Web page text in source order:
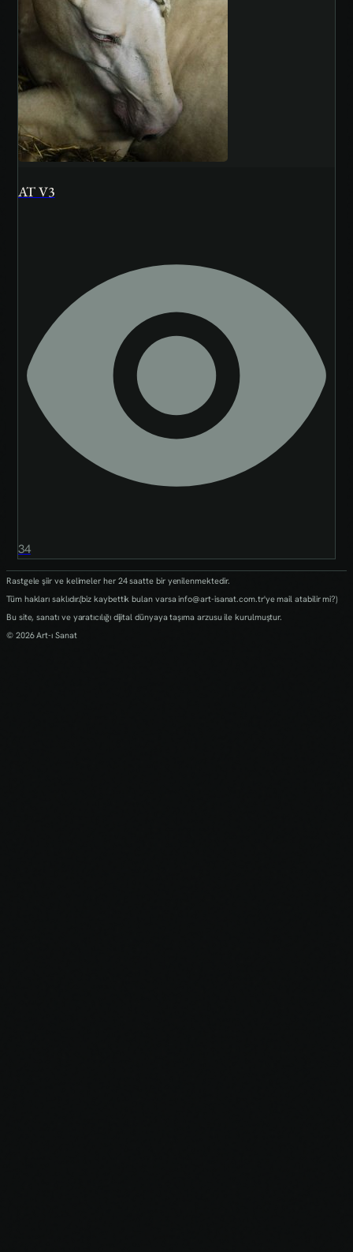
AT V3
34
Rastgele şiir ve kelimeler her 24 saatte bir yenilenmektedir.
Tüm hakları saklıdır.(biz kaybettik bulan varsa info@art-isanat.com.tr'ye mail atabilir mi?)
Bu site, sanatı ve yaratıcılığı dijital dünyaya taşıma arzusu ile kurulmuştur.
© 2026 Art-ı Sanat